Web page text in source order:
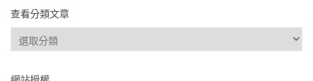
查看分類文章
查
看